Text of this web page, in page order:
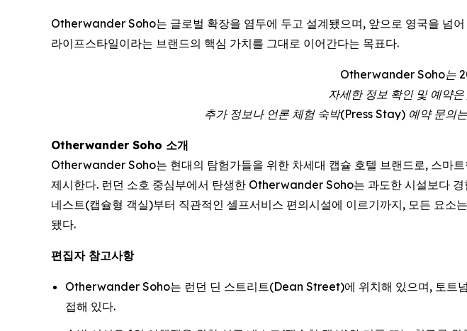
Otherwander Soho는 글로벌 확장을 염두에 두고 설계됐으며, 앞으로 영국을 넘
라이프스타일이라는 브랜드의 핵심 가치를 그대로 이어간다는 목표다.
Otherwander Soho는
자세한 정보 확인 및 예약은
추가 정보나 언론 체험 숙박(Press Stay) 예약 문
Otherwander Soho 소개
Otherwander Soho는 현대의 탐험가들을 위한 차세대 캡슐 호텔 브랜드로, 스마
제시한다. 런던 소호 중심부에서 탄생한 Otherwander Soho는 과도한 시설보다
네스트(캡슐형 객실)부터 직관적인 셀프서비스 편의시설에 이르기까지, 모든 요
됐다.
편집자 참고사항
Otherwander Soho는 런던 딘 스트리트(Dean Street)에 위치해 있으며, 토
접해 있다.